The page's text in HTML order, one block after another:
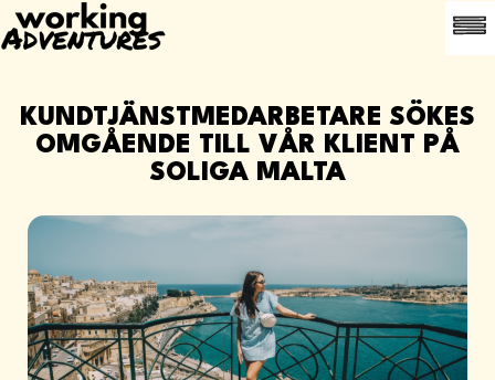
KUNDTJÄNSTMEDARBETARE SÖKES
OMGÅENDE TILL VÅR KLIENT PÅ
SOLIGA MALTA